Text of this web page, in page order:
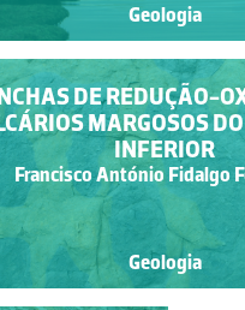
Geologia
DE REDUÇÃO-
MARGOSOS
INFERIOR
Francisco António Fidalgo
Geologia